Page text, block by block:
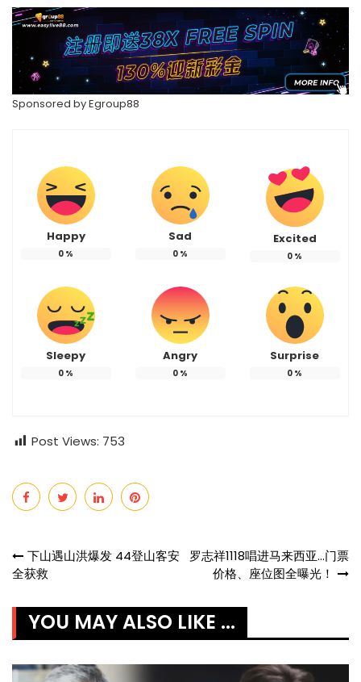
Sponsored byEgroup88
Happy
0 %
Sad
0 %
Excited
0 %
Sleepy
0 %
Angry
0 %
Surprise
0 %
Post Views: 753
Post
下山遇山洪爆发 44登山客安
全获救
罗志祥1118唱进马来西亚…门票
价格、座位图全曝光！
YOU MAY ALSO LIKE ...